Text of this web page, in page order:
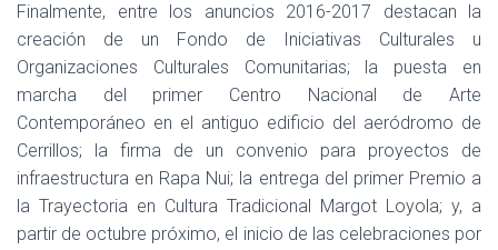
Finalmente, entre los anuncios 2016-2017 destacan la
creación de un Fondo de Iniciativas Culturales u
Organizaciones Culturales Comunitarias; la puesta en
marcha del primer Centro Nacional de Arte
Contemporáneo en el antiguo edificio del aeródromo de
Cerrillos; la firma de un convenio para proyectos de
infraestructura en Rapa Nui; la entrega del primer Premio a
la Trayectoria en Cultura Tradicional Margot Loyola; y, a
partir de octubre próximo, el inicio de las celebraciones por